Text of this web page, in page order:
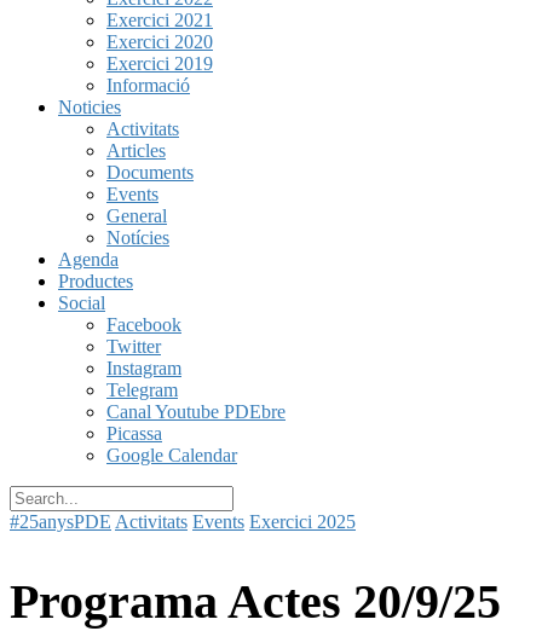
Exercici 2021
Exercici 2020
Exercici 2019
Informació
Noticies
Activitats
Articles
Documents
Events
General
Notícies
Agenda
Productes
Social
Facebook
Twitter
Instagram
Telegram
Canal Youtube PDEbre
Picassa
Google Calendar
#25anysPDE Activitats Events Exercici 2025
Programa Actes 20/9/25